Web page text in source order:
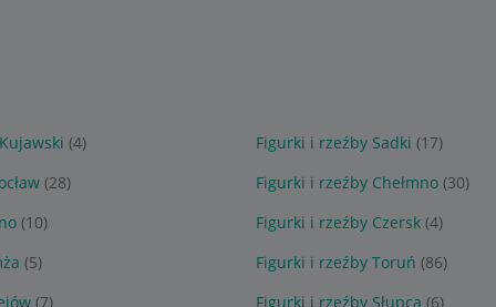
(4) Figurki i rzeźby Sadki (17)
(28) Figurki i rzeźby Chełmno (30)
(10) Figurki i rzeźby Czersk (4)
(5) Figurki i rzeźby Toruń (86)
(7) Figurki i rzeźby Słupca (6)